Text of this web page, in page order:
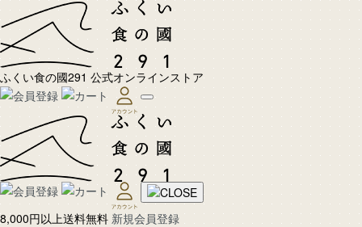
ふくい食の國291 公式オンラインストア
8,000円以上送料無料 新規会員登録